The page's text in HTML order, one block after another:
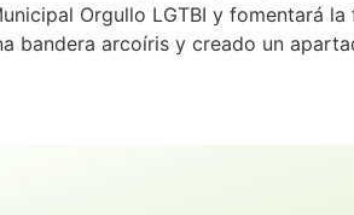
Orgullo LGTBI y fomentará
bandera arcoíris y creado un